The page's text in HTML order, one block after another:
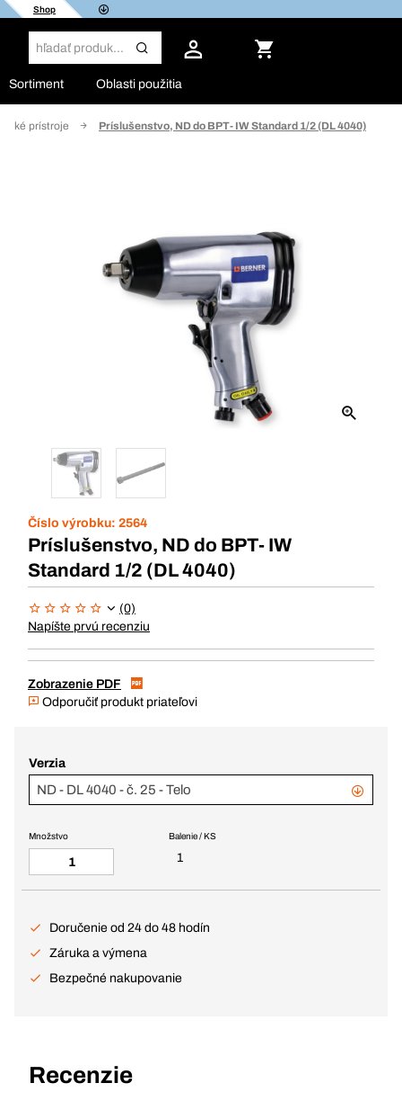
Shop
Sortiment Oblasti použitia
prístroje Príslušenstvo, ND do BPT- IW Standard 1/2 (DL 4040)
Číslo výrobku: 2564
Príslušenstvo, ND do BPT- IW
Standard 1/2 (DL 4040)
(0)
Napíšte prvú recenziu
Zobrazenie PDF
Odporučiť produkt priateľovi
Verzia
ND - DL 4040 - č. 25 - Telo
Balenie / KS
1
Množstvo
Doručenie od 24 do 48 hodín
Záruka a výmena
Bezpečné nakupovanie
Recenzie